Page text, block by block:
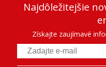
Najdôležitejšie
Získajte zaujímavé